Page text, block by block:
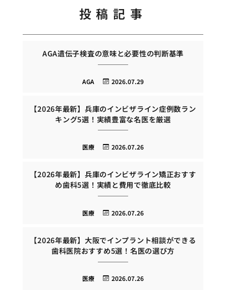
投稿記事
AGA遺伝子検査の意味と必要性の判断基準
2026.07.29
AGA
【2026年最新】兵庫のインビザライン症例数ラン
キング5選！実績豊富な名医を厳選
2026.07.26
医療
【2026年最新】兵庫のインビザライン矯正おすす
め歯科5選！実績と費用で徹底比較
2026.07.26
医療
【2026年最新】大阪でインプラント相談ができる
歯科医院おすすめ5選！名医の選び方
2026.07.26
医療